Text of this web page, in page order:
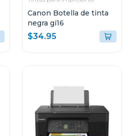
Canon Botella de tinta
negra gi16
$34.95